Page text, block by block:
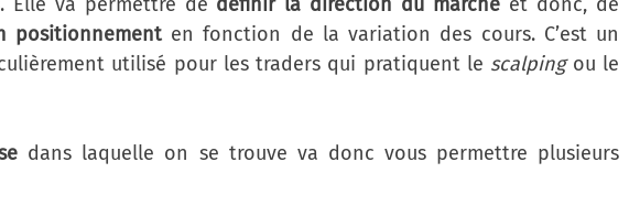
positionnementen fonction de la variation des cours. C’est un
utilisé pour les traders qui pratiquent le scalping ou le
dans laquelle on se trouve va donc vous permettre plusieurs